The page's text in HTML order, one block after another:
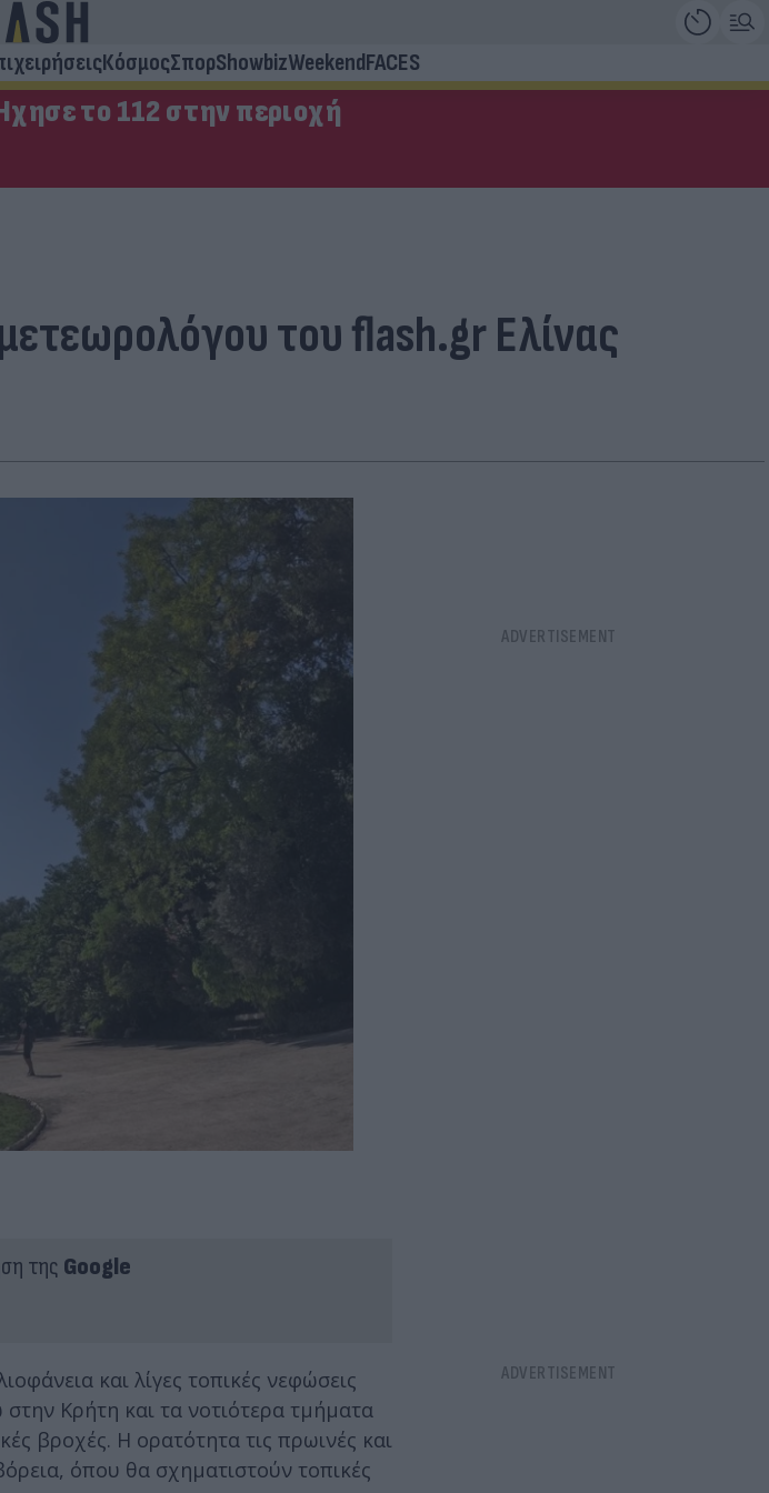
ΚόσμοςΣπορShowbizWeekendFACES
το 112 στην περιοχή
του flash.gr Ελίνας
της Google
και λίγες τοπικές νεφώσεις
Κρήτη και τα νοτιότερα τμήματα
βροχές. Η ορατότητα τις πρωινές και
όπου θα σχηματιστούν τοπικές